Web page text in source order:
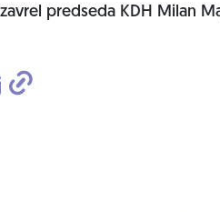
predseda KDH Milan